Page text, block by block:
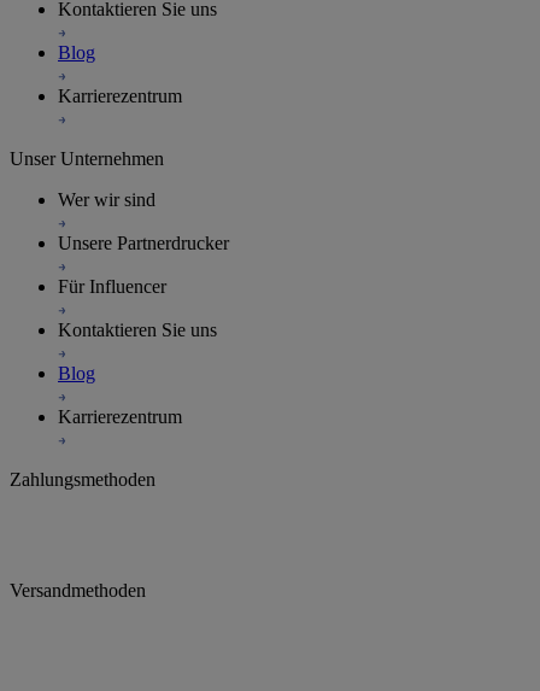
Wer wir sind
Unsere Partnerdrucker
Für Influencer
Karrierezentrum
Unser Unternehmen
Wer wir sind
Unsere Partnerdrucker
Für Influencer